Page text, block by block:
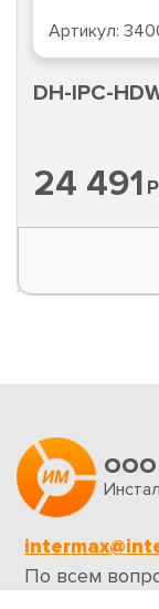
Артикул:
DH-IPC-
24 491
ООО
По всем